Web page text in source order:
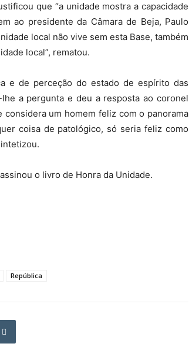
que “a unidade mostra a capacidade
ao presidente da Câmara de Beja, Paulo
local não vive sem esta Base, também
local”, rematou.
e de perceção do estado de espírito das
a pergunta e deu a resposta ao coronel
considera um homem feliz com o panorama
coisa de patológico, só seria feliz como
o livro de Honra da Unidade.
República